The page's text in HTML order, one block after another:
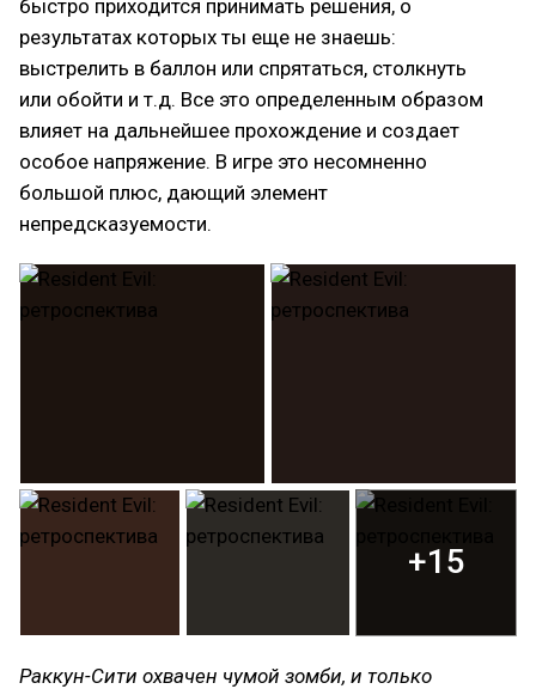
быстро приходится принимать решения, о
результатах которых ты еще не знаешь:
выстрелить в баллон или спрятаться, столкнуть
или обойти и т.д. Все это определенным образом
влияет на дальнейшее прохождение и создает
особое напряжение. В игре это несомненно
большой плюс, дающий элемент
непредсказуемости.
+15
Раккун-Сити охвачен чумой зомби, и только